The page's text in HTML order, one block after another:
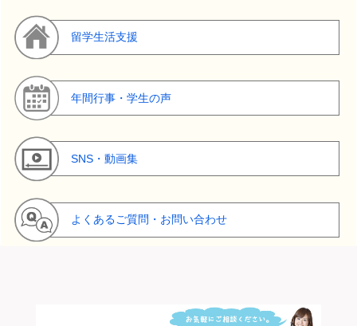
留学生活支援
年間行事・学生の声
SNS・動画集
よくあるご質問・お問い合わせ